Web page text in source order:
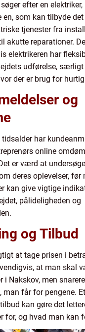
efter en
en, som kan tilbyde
tjenester fra
akutte reparationer.
elektrikeren har
udførelse,
der er brug for
og
har
online
er værd at
deres oplevelser,
kan give vigtige
pålideligheden og
og Tilbud
at tage prisen i
at man skal
i Nakskov, men
får for pengene.
kan gøre det
for, og hvad man kan